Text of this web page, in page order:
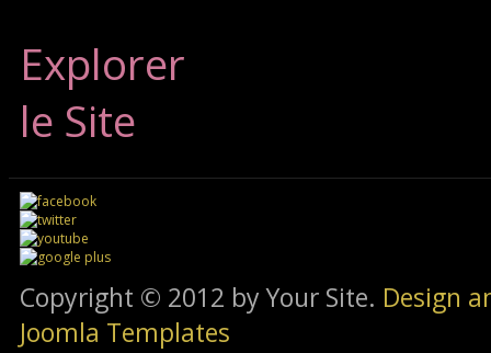
Explorer
le Site
Copyright © 2012 by Your Site. Design
Joomla Templates